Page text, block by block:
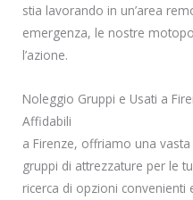
stia lavorando in un’area
emergenza, le nostre
l’azione.
Noleggio Gruppi e Usati a
Affidabili
a Firenze, offriamo una
gruppi di attrezzature per le
ricerca di opzioni